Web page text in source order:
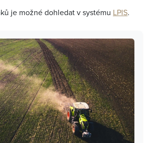
je možné dohledat v systému LPIS.